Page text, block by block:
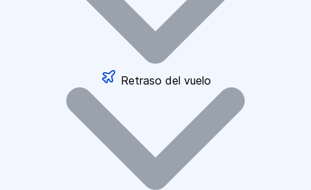
Retraso del vuelo